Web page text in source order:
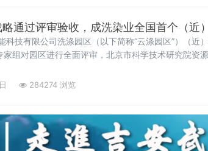
通过评审验收，成洗染业全国首个（近
技有限公司洗涤园区（以下简称“云涤园区”）（近
组对园区进行全面评审，北京市科学技术研究院资
284274 浏览